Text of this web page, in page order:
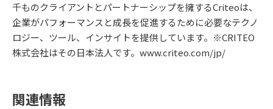
千ものクライアントとパートナーシップを擁するCriteoは、
企業がパフォーマンスと成長を促進するために必要なテクノ
ロジー、ツール、インサイトを提供しています。※CRITEO
株式会社はその日本法人です。www.criteo.com/jp/
関連情報